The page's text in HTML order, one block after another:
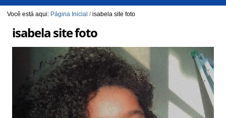
Você está aqui: Página Inicial /isabela site foto
isabela site foto